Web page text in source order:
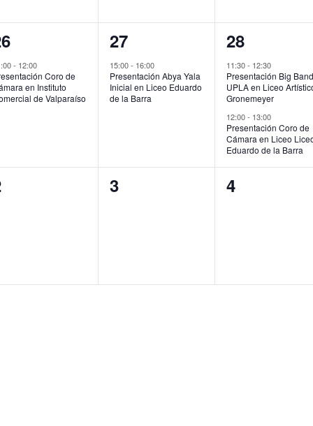
- 12:00
Coro de
en Instituto
de Valparaíso
1
evento,
27
15:00- 16:00
Presentación Abya Yala
Inicial en Liceo Eduardo
de la Barra
2
eventos,
28
11:30- 12:30
Presentación Big Band
UPLA en Liceo
Gronemeyer
12:00- 13:00
Presentación Coro de
Cámara en Liceo
Eduardo de la Barra
0
3
0
4